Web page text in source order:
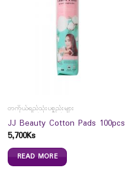
တကိုယ်ရည်သုံးပစ္စည်းများ
JJ Beauty Cotton Pads 100pcs
5,700Ks
READ MORE